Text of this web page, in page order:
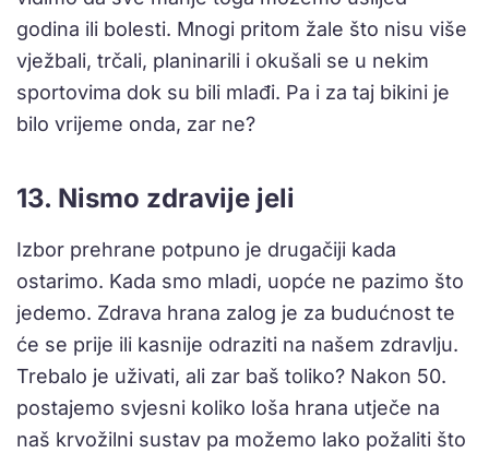
godina ili bolesti. Mnogi pritom žale što nisu više
vježbali, trčali, planinarili i okušali se u nekim
sportovima dok su bili mlađi. Pa i za taj bikini je
bilo vrijeme onda, zar ne?
13. Nismo zdravije jeli
Izbor prehrane potpuno je drugačiji kada
ostarimo. Kada smo mladi, uopće ne pazimo što
jedemo. Zdrava hrana zalog je za budućnost te
će se prije ili kasnije odraziti na našem zdravlju.
Trebalo je uživati, ali zar baš toliko? Nakon 50.
postajemo svjesni koliko loša hrana utječe na
naš krvožilni sustav pa možemo lako požaliti što